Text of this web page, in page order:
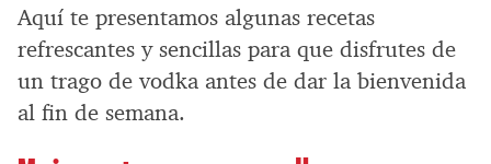
Aquí te presentamos algunas recetas
refrescantes y sencillas para que disfrutes de
un trago de vodka antes de dar la bienvenida
al fin de semana.